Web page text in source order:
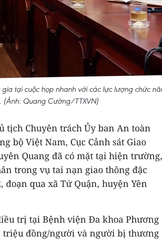
gia tại cuộc họp nhanh với các lực lượng chức
(Ảnh: Quang Cường/TTXVN)
tịch Chuyên trách Ủy ban An toàn
bộ Việt Nam, Cục Cảnh sát Giao
Quang đã có mặt tại hiện trường,
trong vụ tai nạn giao thông đặc
qua xã Tứ Quận, huyện Yên
trị tại Bệnh viện Đa khoa Phương
triệu đồng/người và người bị thương